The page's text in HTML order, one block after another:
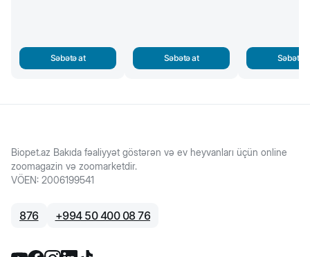
Səbətə at Səbətə at Səbətə
Biopet.az Bakıda fəaliyyət göstərən və ev heyvanları üçün online
zoomagazin və zoomarketdir.
VÖEN: 2006199541
876 +994 50 400 08 76